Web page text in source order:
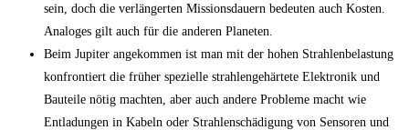
sein, doch die verlängerten Missionsdauern bedeuten auch Kosten.
Analoges gilt auch für die anderen Planeten.
Beim Jupiter angekommen ist man mit der hohen Strahlenbelastung
konfrontiert die früher spezielle strahlengehärtete Elektronik und
Bauteile nötig machten, aber auch andere Probleme macht wie
Entladungen in Kabeln oder Strahlenschädigung von Sensoren und